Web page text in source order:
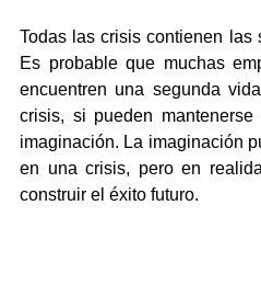
Todas las crisis contienen las
Es probable que muchas
encuentren una segunda
crisis, si pueden
imaginación. La imaginación
en una crisis, pero en
construir el éxito futuro.